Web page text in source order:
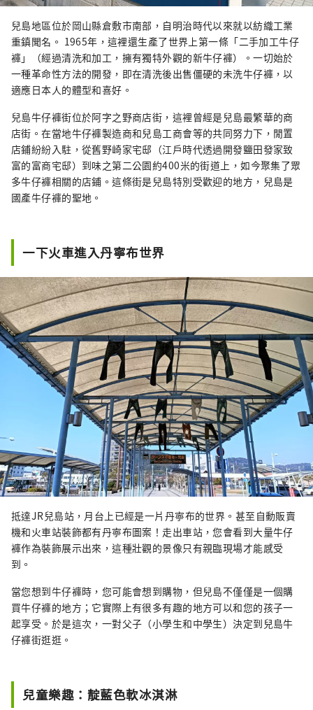
兒島地區位於岡山縣倉敷市南部，自明治時代以來就以紡織工業
重鎮聞名。 1965年，這裡還生產了世界上第一條「二手加工牛仔
褲」（經過清洗和加工，擁有獨特外觀的新牛仔褲）。一切始於
一種革命性方法的開發，即在清洗後出售僵硬的未洗牛仔褲，以
適應日本人的體型和喜好。
兒島牛仔褲街位於阿字之野商店街，這裡曾經是兒島最繁華的商
店街。在當地牛仔褲製造商和兒島工商會等的共同努力下，閒置
店鋪紛紛入駐，從舊野崎家宅邸（江戶時代透過開發鹽田發家致
富的富商宅邸）到味之第二公園約400米的街道上，如今聚集了眾
多牛仔褲相關的店鋪。這條街是兒島特別受歡迎的地方，兒島是
國產牛仔褲的聖地。
一下火車進入丹寧布世界
抵達JR兒島站，月台上已經是一片丹寧布的世界。甚至自動販賣
機和火車站裝飾都有丹寧布圖案！走出車站，您會看到大量牛仔
褲作為裝飾展示出來，這種壯觀的景像只有親臨現場才能感受
到。
當您想到牛仔褲時，您可能會想到購物，但兒島不僅僅是一個購
買牛仔褲的地方；它實際上有很多有趣的地方可以和您的孩子一
起享受。於是這次，一對父子（小學生和中學生）決定到兒島牛
仔褲街逛逛。
兒童樂趣：靛藍色軟冰淇淋